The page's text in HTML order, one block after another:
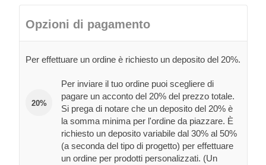
Opzioni di pagamento
Per effettuare un ordine è richiesto un deposito del 20%.
20%
Per inviare il tuo ordine puoi scegliere di
pagare un acconto del 20% del prezzo totale.
Si prega di notare che un deposito del 20% è
la somma minima per l'ordine da piazzare. È
richiesto un deposito variabile dal 30% al 50%
(a seconda del tipo di progetto) per effettuare
un ordine per prodotti personalizzati. (Un